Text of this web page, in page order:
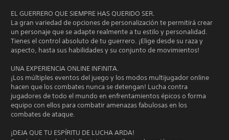
EL GUERRERO QUE SIEMPRE HAS QUERIDO SER.
La gran variedad de opciones de personalización te permitirá crear
un personaje que se adapte realmente a tu estilo y personalidad.
Tienes el control absoluto de tu guerrero. ¡Elige desde su raza y
aspecto, hasta sus habilidades y su conjunto de movimientos!
UNA EXPERIENCIA ONLINE INFINITA.
¡Los múltiples eventos del juego y los modos multijugador online
hacen que los combates nunca se detengan! Lucha contra
jugadores de todo el mundo en enfrentamientos épicos o forma
equipo con ellos para combatir amenazas fabulosas en los
combates de ataque.
¡DEJA QUE TU ESPÍRITU DE LUCHA ARDA!